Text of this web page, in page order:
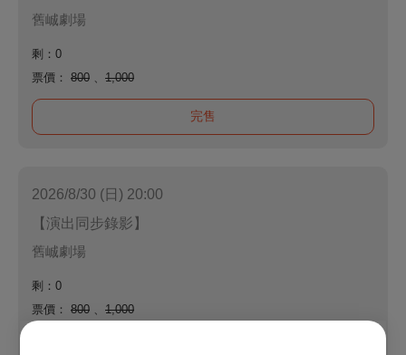
舊峸劇場
剩：0
票價：
800 、 1,000
完售
2026/8/30 (日) 20:00
【演出同步錄影】
舊峸劇場
剩：0
票價：
800 、 1,000